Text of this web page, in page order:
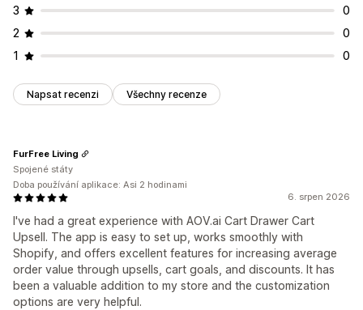
3
0
2
0
1
0
Napsat recenzi Všechny recenze
6. srpen 2026
I've had a great experience with AOV.ai Cart Drawer Cart
Upsell. The app is easy to set up, works smoothly with
Shopify, and offers excellent features for increasing average
order value through upsells, cart goals, and discounts. It has
been a valuable addition to my store and the customization
options are very helpful.
FurFree Living
Spojené státy
Doba používání aplikace: Asi 2 hodinami